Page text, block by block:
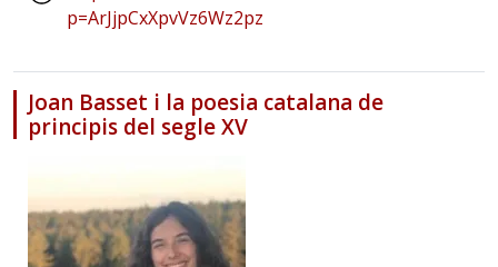
p=ArJjpCxXpvVz6Wz2pz
Joan Basset i la poesia catalana de
principis del segle XV